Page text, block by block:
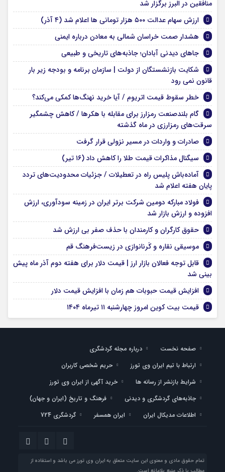
منافقین در البرز برگزار شد
ارزش سهام عدالت ۵۰۰ هزار تومانی ها اعلام شد (۴ آذر)
هشدار صمت خراسان شمالی به معادن درباره ایمنی
جاهای دیدنی آبادان؛ جاذبه‌های تاریخی و طبیعی
شکایت بازنشستگان از دولت | سازمان برنامه و بودجه زیر بار
قانون نمی‌ رود
خطر سقوط قیمت اتریوم / آیا خرید نهنگ‌ها کمکی می‌کند؟
گام بلندصنعت رمزارز برای مقابله با هکرها / کاهش چشمگیر
سرقت‌های رمزارزی در ماه گذشته
صادرات و واردات در مسیر نزولی قرار گرفت
سیگنال مذاکرات قیمت طلا را کاهش داد (۱۶ تیر)
آماده‌باش پلیس راه در تعطیلات / جزئیات محدودیت‌های تردد
پایان هفته اعلام شد
فولاد مبارکه دومین شرکت برتر ایران در زمینه سودآوری، ارزش
افزوده و ارزش بازار شد
حقوق کارگران و کارمندان با حذف صفر بی ارزش شد
موسیقی نقاره و کَرنانوازی در زیست‌فرهنگ قم
قابل توجه فعالان بازار ارز | قیمت دلار برای هفته دوم آذر ماه پیش
بینی شد
افزایش قیمت حبوبات هم زمان با افزایش قیمت دلار
قیمت بیت کوین امروز چهارشنبه ۱۱ تیرماه ۱۴۰۴
صفحه نخست
درباره مجله گردشگری
ارتباط با تیم ایران وی تورز
حریم شخصی کاربران
شرایط بازنشر از رسانه ها
خرید آگهی از ایران وی تورز
جاذبه‌های گردشگری و دیدنی
فرهنگ و تاریخ (ایران و جهان)
اطلاعات مدیکال ایران
ایران همسفر گردشگری 724
تمام حقوق مادی و معنوی این سایت متعلق به ایران وی تورز می باشد و استفاده از